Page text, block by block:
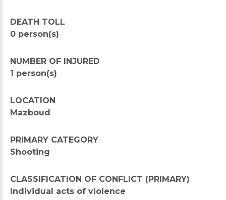
DEATH TOLL
0 person(s)
NUMBER OF INJURED
1 person(s)
LOCATION
Mazboud
PRIMARY CATEGORY
Shooting
CLASSIFICATION OF CONFLICT (PRIMARY)
Individual acts of violence